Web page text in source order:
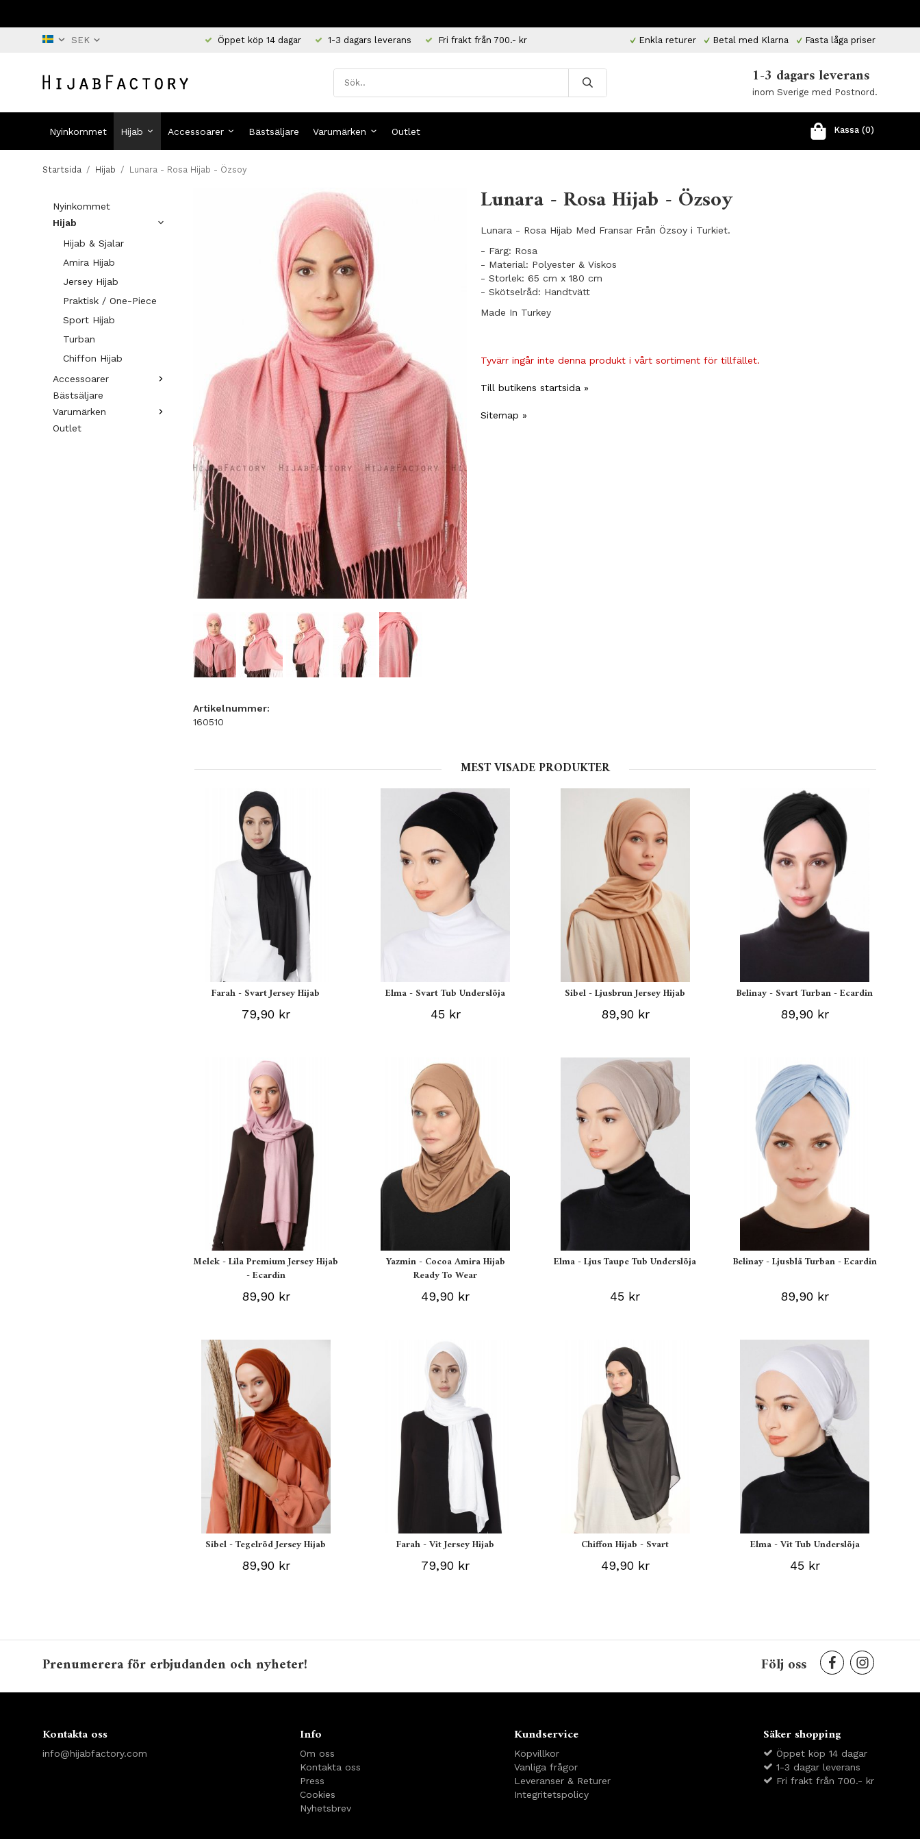
Öppet köp 14 dagar 1-3 dagars leverans Fri frakt från 700.- kr Enkla returer Betal med Klarna Fasta låga priser
1-3 dagars leverans
inom Sverige med Postnord.
Nyinkommet Hijab Accessoarer Bästsäljare Varumärken Outlet Kassa (0)
Startsida / Hijab / Lunara - Rosa Hijab - Özsoy
Nyinkommet
Hijab
Hijab & Sjalar
Amira Hijab
Jersey Hijab
Praktisk / One-Piece
Sport Hijab
Turban
Chiffon Hijab
Accessoarer
Bästsäljare
Varumärken
Outlet
Lunara - Rosa Hijab - Özsoy
Lunara - Rosa Hijab Med Fransar Från Özsoy i Turkiet.
- Färg: Rosa
- Material: Polyester & Viskos
- Storlek: 65 cm x 180 cm
- Skötselråd: Handtvätt
Made In Turkey
Tyvärr ingår inte denna produkt i vårt sortiment för tillfället.
Till butikens startsida »
Sitemap »
Artikelnummer:
160510
MEST VISADE PRODUKTER
Farah - Svart Jersey Hijab
79,90 kr
Elma - Svart Tub Underslöja
45 kr
Sibel - Ljusbrun Jersey Hijab
89,90 kr
Belinay - Svart Turban - Ecardin
89,90 kr
Melek - Lila Premium Jersey Hijab
- Ecardin
89,90 kr
Yazmin - Cocoa Amira Hijab
Ready To Wear
49,90 kr
Elma - Ljus Taupe Tub Underslöja
45 kr
Belinay - Ljusblå Turban - Ecardin
89,90 kr
Sibel - Tegelröd Jersey Hijab
89,90 kr
Farah - Vit Jersey Hijab
79,90 kr
Chiffon Hijab - Svart
49,90 kr
Elma - Vit Tub Underslöja
45 kr
Prenumerera för erbjudanden och nyheter! Följ oss
Kontakta oss
info@hijabfactory.com
Info
Om oss
Kontakta oss
Press
Cookies
Nyhetsbrev
Kundservice
Köpvillkor
Vanliga frågor
Leveranser & Returer
Integritetspolicy
Säker shopping
Öppet köp 14 dagar
1-3 dagar leverans
Fri frakt från 700.- kr